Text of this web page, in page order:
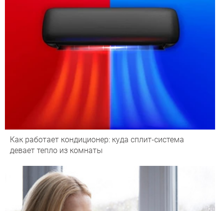
Как работает кондиционер: куда сплит-система
девает тепло из комнаты